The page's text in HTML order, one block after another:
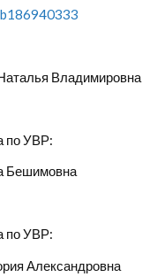
Владимировна
по УВР:
Бешимовна
по УВР:
Александровна